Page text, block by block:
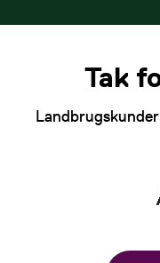
Tak
Notice at collection